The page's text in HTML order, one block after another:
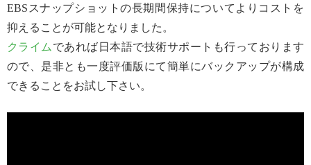
EBSスナップショットの長期間保持についてよりコストを
抑えることが可能となりました。
クライム であれば日本語で技術サポートも行っております
ので、是非とも一度評価版にて簡単にバックアップが構成
できることをお試し下さい。